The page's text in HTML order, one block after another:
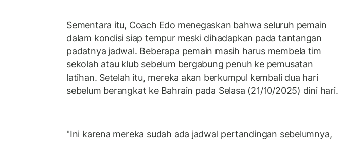
Sementara itu, Coach Edo menegaskan bahwa seluruh pemain
dalam kondisi siap tempur meski dihadapkan pada tantangan
padatnya jadwal. Beberapa pemain masih harus membela tim
sekolah atau klub sebelum bergabung penuh ke pemusatan
latihan. Setelah itu, mereka akan berkumpul kembali dua hari
sebelum berangkat ke Bahrain pada Selasa (21/10/2025) dini hari.
"Ini karena mereka sudah ada jadwal pertandingan sebelumnya,